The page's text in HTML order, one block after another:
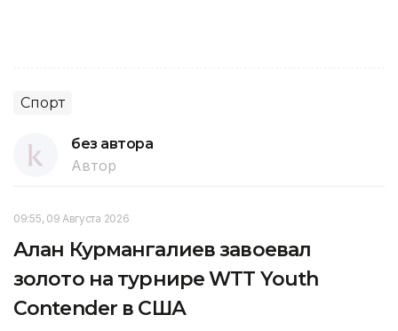
Спорт
без автора
Автор
09:55, 09 Августа 2026
Алан Курмангалиев завоевал
золото на турнире WTT Youth
Contender в США